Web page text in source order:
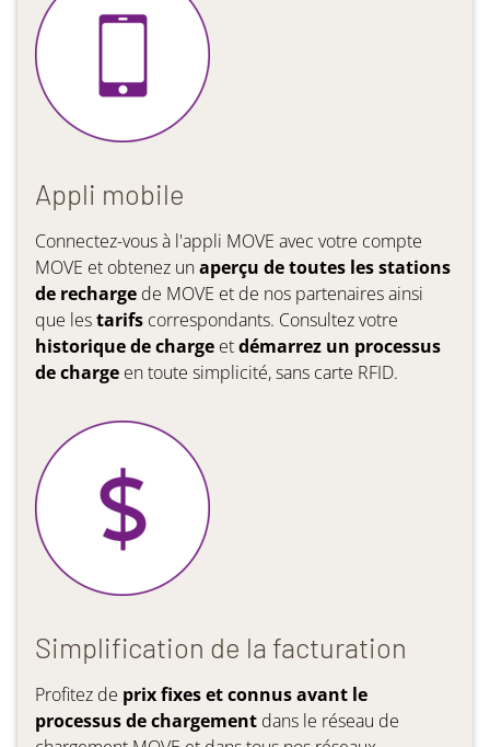
Appli mobile
Connectez-vous à l'appli MOVE avec votre compte
MOVE et obtenez unaperçu de toutes les stations
de recharge de MOVE et de nos partenaires ainsi
que lestarifs correspondants. Consultez votre
historique de charge etdémarrez un processus
de charge en toute simplicité, sans carte RFID.
Simplification de la facturation
Profitez de prix fixes et connus avant le
processus de chargement dans le réseau de